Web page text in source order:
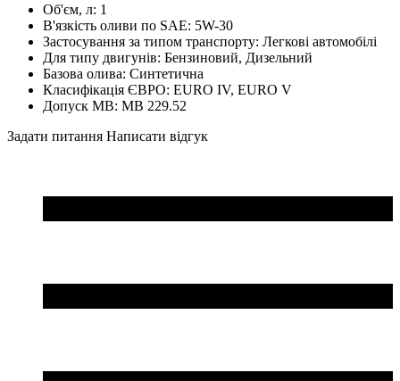
Об'єм, л: 1
В'язкість оливи по SAE: 5W-30
Застосування за типом транспорту: Легкові автомобілі
Для типу двигунів: Бензиновий, Дизельний
Базова олива: Синтетична
Класифікація ЄВРО: EURO IV, EURO V
Допуск MB: MB 229.52
Задати питання Написати відгук